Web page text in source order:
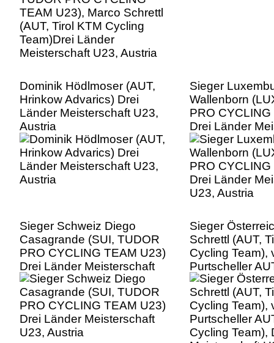
Dominik Hödlmoser (AUT,
Hrinkow Advarics) Drei
Länder Meisterschaft U23,
Austria
Sieger
Wallenborn
PRO
Drei Länder
U23, Austria
Sieger Schweiz Diego
Casagrande (SUI, TUDOR
PRO CYCLING TEAM U23)
Drei Länder Meisterschaft
U23, Austria
Sieger
Schrettl (AUT,
Cycling Team),
Purtscheller
Cycling Team),
Meisterschaft